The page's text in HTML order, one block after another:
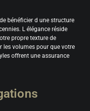
bénéficier d une structure
L élégance réside
propre texture de
les volumes pour que votre
offrent une assurance